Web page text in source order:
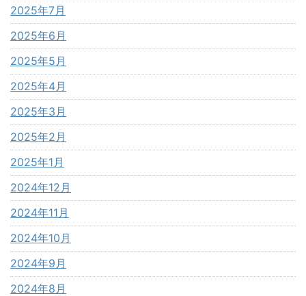
2025年7月
2025年6月
2025年5月
2025年4月
2025年3月
2025年2月
2025年1月
2024年12月
2024年11月
2024年10月
2024年9月
2024年8月